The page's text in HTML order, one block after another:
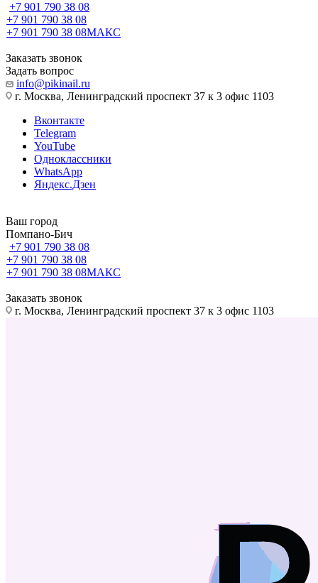
+7 901 790 38 08
+7 901 790 38 08
+7 901 790 38 08МАКС
Заказать звонок
Задать вопрос
info@pikinail.ru
г. Москва, Ленинградский проспект 37 к 3 офис 1103
Вконтакте
Telegram
YouTube
Одноклассники
WhatsApp
Яндекс.Дзен
Ваш город
Помпано-Бич
+7 901 790 38 08
+7 901 790 38 08
+7 901 790 38 08МАКС
Заказать звонок
г. Москва, Ленинградский проспект 37 к 3 офис 1103